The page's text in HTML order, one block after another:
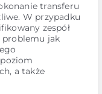
transferu
W przypadku
zespół
problemu jak
a także